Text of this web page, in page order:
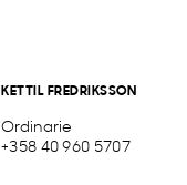
KETTIL FREDRIKSSON
Ordinarie
+358 40 960 5707